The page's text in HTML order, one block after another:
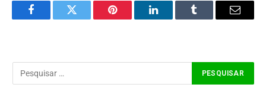
FacebookTwitter Pinterest LinkedInTumblr Email